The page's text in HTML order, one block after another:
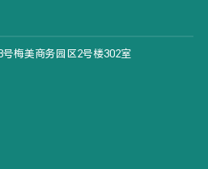
梅美商务园区2号楼302室